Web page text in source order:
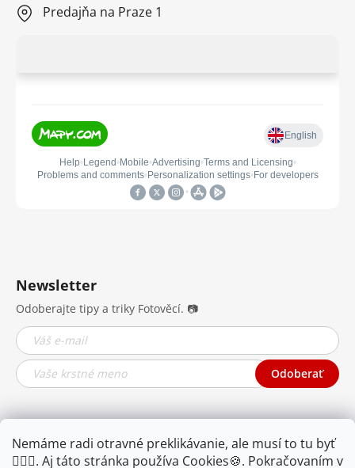
Nemáme radi otravné preklikávanie, ale musí to tu byť
🤦🏾‍♂️. Aj táto stránka používa Cookies🍪. Pokračovaním v
Predajňa na Praze 1
Newsletter
Odoberajte tipy a triky Fotověcí. 📷
Odoberať